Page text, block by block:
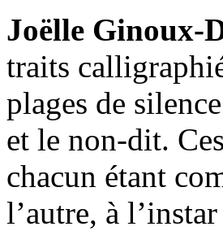
Joëlle Ginoux-
traits
plages de
et le non-dit.
chacun étant
l’autre, à